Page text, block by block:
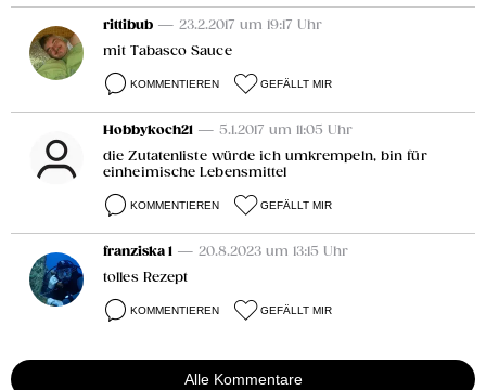
rittibub — 23.2.2017 um 19:17 Uhr
mit Tabasco Sauce
KOMMENTIEREN GEFÄLLT MIR
Hobbykoch21 — 5.1.2017 um 11:05 Uhr
die Zutatenliste würde ich umkrempeln, bin für
einheimische Lebensmittel
KOMMENTIEREN GEFÄLLT MIR
franziska 1 — 20.8.2023 um 13:15 Uhr
tolles Rezept
KOMMENTIEREN GEFÄLLT MIR
Alle Kommentare